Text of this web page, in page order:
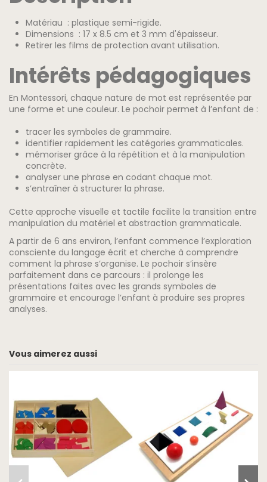
Matériau : plastique semi-rigide.
Dimensions : 17 x 8.5 cm et 3 mm d'épaisseur.
Retirer les films de protection avant utilisation.
Intérêts pédagogiques
En Montessori, chaque nature de mot est représentée par
une forme et une couleur. Le pochoir permet à l’enfant de :
tracer les symboles de grammaire.
identifier rapidement les catégories grammaticales.
mémoriser grâce à la répétition et à la manipulation
concrète.
analyser une phrase en codant chaque mot.
s’entraîner à structurer la phrase.
Cette approche visuelle et tactile facilite la transition entre
manipulation du matériel et abstraction grammaticale.
A partir de 6 ans environ, l’enfant commence l’exploration
consciente du langage écrit et cherche à comprendre
comment la phrase s’organise. Le pochoir s’insère
parfaitement dans ce parcours : il prolonge les
présentations faites avec les grands symboles de
grammaire et encourage l’enfant à produire ses propres
analyses.
Vous aimerez aussi